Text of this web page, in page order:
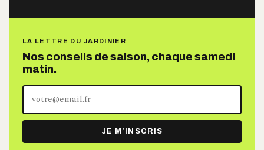
LA LETTRE DU JARDINIER
Nos conseils de saison, chaque samedi
matin.
Votre
adresse
e-
mail
JE M’INSCRIS